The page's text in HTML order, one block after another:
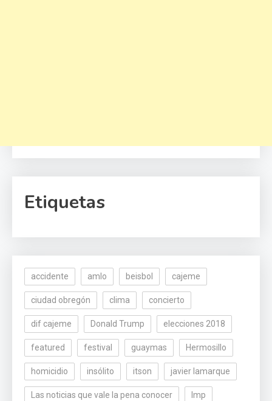
Etiquetas
accidente amlo beisbol cajeme
ciudad obregón clima concierto
dif cajeme Donald Trump elecciones 2018
featured festival guaymas Hermosillo
homicidio insólito itson javier lamarque
Las noticias que vale la pena conocer lmp